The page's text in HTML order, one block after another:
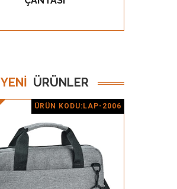
YENİ ÜRÜNLER
ÜRÜN KODU:LAP-2006
Ürün Detay